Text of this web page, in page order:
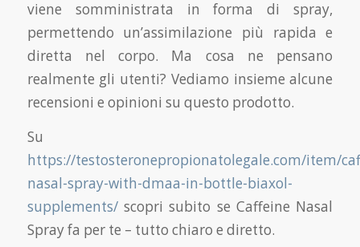
viene somministrata in forma di spray,
permettendo un’assimilazione più rapida e
diretta nel corpo. Ma cosa ne pensano
realmente gli utenti? Vediamo insieme alcune
recensioni e opinioni su questo prodotto.
Su
https://testosteronepropionatolegale.com/item/
nasal-spray-with-dmaa-in-bottle-biaxol-
supplements/scopri subito se Caffeine Nasal
Spray fa per te – tutto chiaro e diretto.